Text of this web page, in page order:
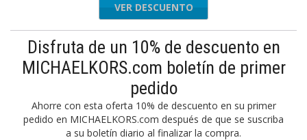
VER DESCUENTO
Disfruta de un 10% de descuento en
MICHAELKORS.com boletín de primer
pedido
Ahorre con esta oferta 10% de descuento en su primer
pedido en MICHAELKORS.com después de que se suscriba
a su boletín diario al finalizar la compra.